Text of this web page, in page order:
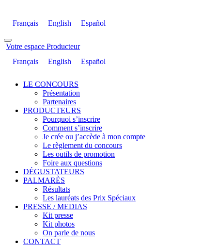
Français English Español
Votre espace Producteur
Français
English Español
LE CONCOURS
Présentation
Partenaires
PRODUCTEURS
Pourquoi s’inscrire
Comment s’inscrire
Je crée ou j’accède à mon compte
Le règlement du concours
Les outils de promotion
Foire aux questions
DÉGUSTATEURS
PALMARÈS
Résultats
Les lauréats des Prix Spéciaux
PRESSE / MEDIAS
Kit presse
Kit photos
On parle de nous
CONTACT